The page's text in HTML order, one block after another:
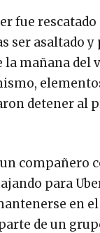
fue
ser asaltado y
mañana del
detener al
compañero
para
en
de un